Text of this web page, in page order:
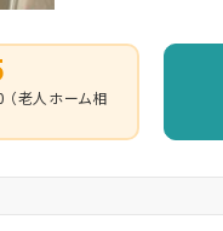
老人ホーム相